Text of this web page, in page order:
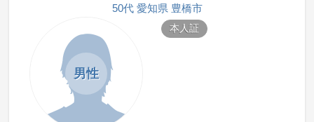
50代 愛知県 豊橋市
男性
本人証